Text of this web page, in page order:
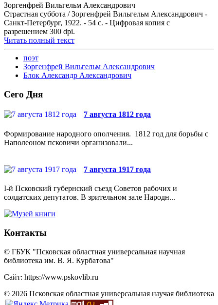
Зоргенфрей Вильгельм Александрович
Страстная суббота / Зоргенфрей Вильгельм Александрович -
Санкт-Петербург, 1922. - 54 с. - Цифровая копия с
разрешением 300 dpi.
Читать полный текст
поэт
Зоргенфрей Вильгельм Александрович
Блок Александр Александрович
Сего Дня
7 августа 1812 года
Формирование народного ополчения. 1812 год для борьбы с
Наполеоном псковичи организовали...
7 августа 1917 года
I-й Псковский губернский съезд Советов рабочих и
солдатских депутатов. В зрительном зале Народн...
Контакты
© ГБУК "Псковская областная универсальная научная
библиотека им. В. Я. Курбатова"
Сайт: https://www.pskovlib.ru
© 2026 Псковская областная универсальная научая библиотека